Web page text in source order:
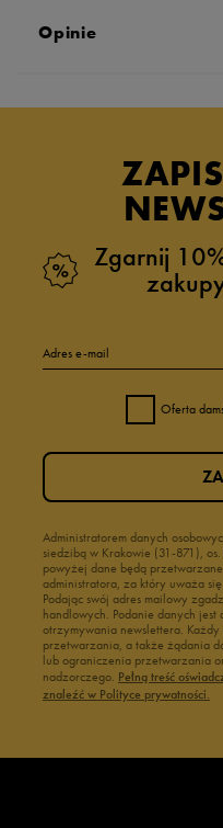
Opinie
Zgarnij
Adres e-mail
Oferta
Administratorem danych
siedzibą w Krakowie (31-871),
powyżej dane będą
administratora, za który uważa
Podając swój adres mailowy
handlowych. Podanie danych
otrzymywania newslettera.
przetwarzania, a także żądania
lub ograniczenia przetwarzania
nadzorczego. Pełną treść
znaleźć w Polityce prywatności.